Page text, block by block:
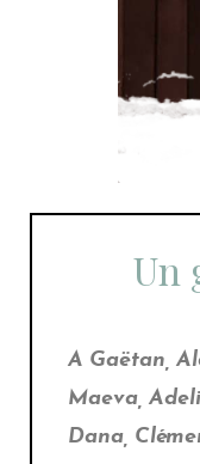
Un
A Gaëtan,
Maeva,
Dana,